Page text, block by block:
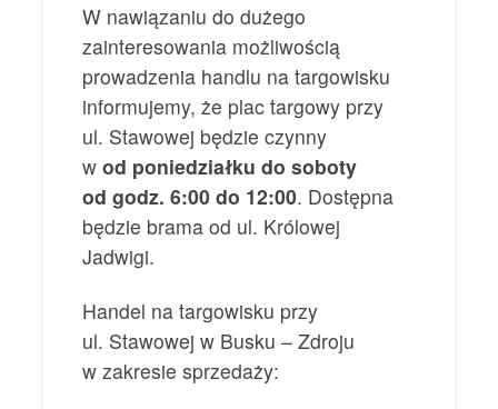
W nawiązaniu do dużego
zainteresowania możliwością
prowadzenia handlu na targowisku
informujemy, że plac targowy przy
ul. Stawowej będzie czynny
wod poniedziałku do soboty
od godz. 6:00 do 12:00. Dostępna
będzie brama od ul. Królowej
Jadwigi.
Handel na targowisku przy
ul. Stawowej w Busku – Zdroju
w zakresie sprzedaży: